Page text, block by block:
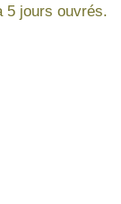
5 jours ouvrés.